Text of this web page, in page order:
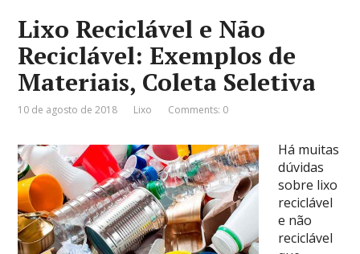
Lixo Reciclável e Não
Reciclável: Exemplos de
Materiais, Coleta Seletiva
10 de agosto de 2018 Lixo Comments: 0
Há muitas
dúvidas
sobre lixo
reciclável
e não
reciclável